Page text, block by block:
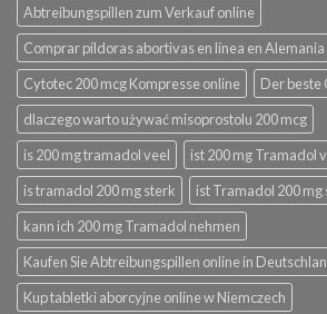
Abtreibungspillen zum Verkauf online
Comprar píldoras abortivas en línea en Alemania
Cytotec 200 mcg Kompresse online
Der beste
dlaczego warto używać misoprostolu 200 mcg
is 200 mg tramadol veel
ist 200 mg Tramadol
is tramadol 200 mg sterk
ist Tramadol 200 mg
kann ich 200 mg Tramadol nehmen
Kaufen Sie Abtreibungspillen online in
Kup tabletki aborcyjne online w Niemczech